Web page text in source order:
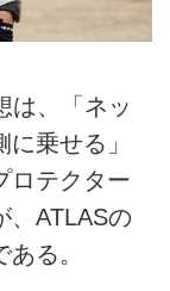
は、「ネッ
乗せる」
ロテクター
、ATLASの
る。